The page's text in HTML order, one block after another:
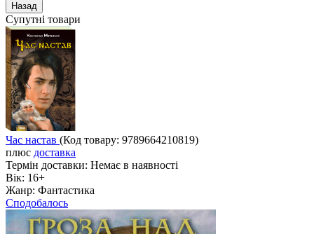
Супутні товари
Час настав (Код товару: 9789664210819)
плюс доставка
Термін доставки: Немає в наявності
Вік: 16+
Жанр: Фантастика
Сподобалось